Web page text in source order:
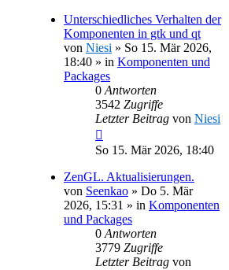
Unterschiedliches Verhalten der
Komponenten in gtk und qt
von Niesi » So 15. Mär 2026,
18:40 » in Komponenten und
Packages
0 Antworten
3542 Zugriffe
Letzter Beitrag von Niesi
So 15. Mär 2026, 18:40
ZenGL. Aktualisierungen.
von Seenkao » Do 5. Mär
2026, 15:31 » in Komponenten
und Packages
0 Antworten
3779 Zugriffe
Letzter Beitrag von